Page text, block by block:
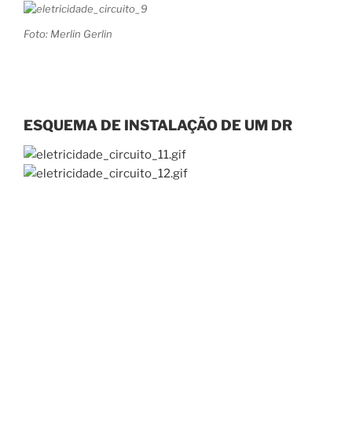
Foto: Merlin Gerlin
ESQUEMA DE INSTALAÇÃO DE UM DR